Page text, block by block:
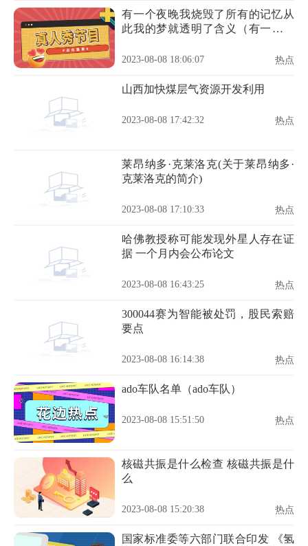
有一个夜晚我烧毁了所有的记忆从
此我的梦就透明了含义（有一个夜
2023-08-08 18:06:07 热点
山西加快煤层气资源开发利用
2023-08-08 17:42:32 热点
莱昂纳多·克莱洛克(关于莱昂纳多·
克莱洛克的简介)
2023-08-08 17:10:33 热点
哈佛教授称可能发现外星人存在证
据 一个月内会公布论文
2023-08-08 16:43:25 热点
300044赛为智能被处罚，股民索赔
要点
2023-08-08 16:14:38 热点
ado车队名单（ado车队）
2023-08-08 15:51:50 热点
核磁共振是什么检查 核磁共振是什
么
2023-08-08 15:20:38 热点
国家标准委等六部门联合印发 《氢